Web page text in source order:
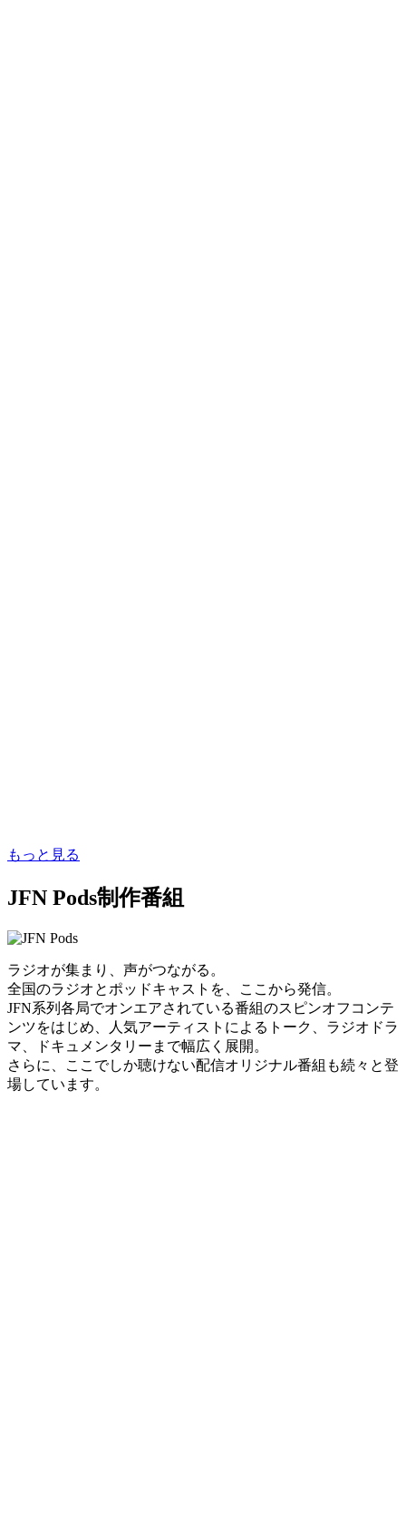
もっと見る
JFN Pods制作番組
ラジオが集まり、声がつながる。
全国のラジオとポッドキャストを、ここから発信。
JFN系列各局でオンエアされている番組のスピンオフコンテ
ンツをはじめ、人気アーティストによるトーク、ラジオドラ
マ、ドキュメンタリーまで幅広く展開。
さらに、ここでしか聴けない配信オリジナル番組も続々と登
場しています。